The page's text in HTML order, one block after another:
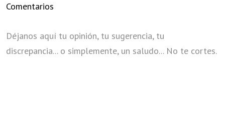
Comentarios
Déjanos aquí tu opinión, tu sugerencia, tu
discrepancia... o simplemente, un saludo... No te cortes.